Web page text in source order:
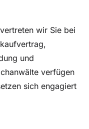
wir Sie bei
und
verfügen
sich engagiert